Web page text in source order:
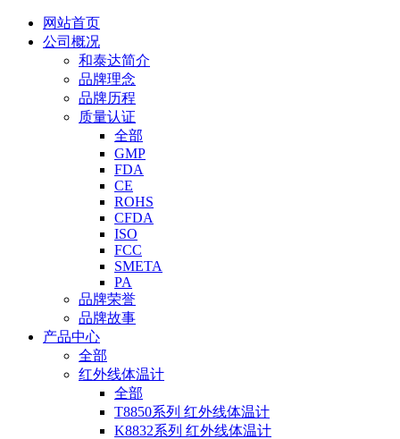
网站首页
公司概况
和泰达简介
品牌理念
品牌历程
质量认证
全部
GMP
FDA
CE
ROHS
CFDA
ISO
FCC
SMETA
PA
品牌荣誉
品牌故事
产品中心
全部
红外线体温计
全部
T8850系列 红外线体温计
K8832系列 红外线体温计